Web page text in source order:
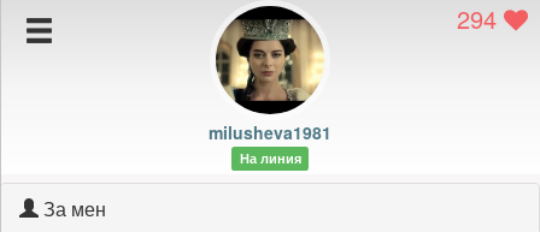
Подаръците на milusheva1981
Картичките на milusheva1981
Блокирай milusheva1981
294
milusheva1981
На линия
За мен